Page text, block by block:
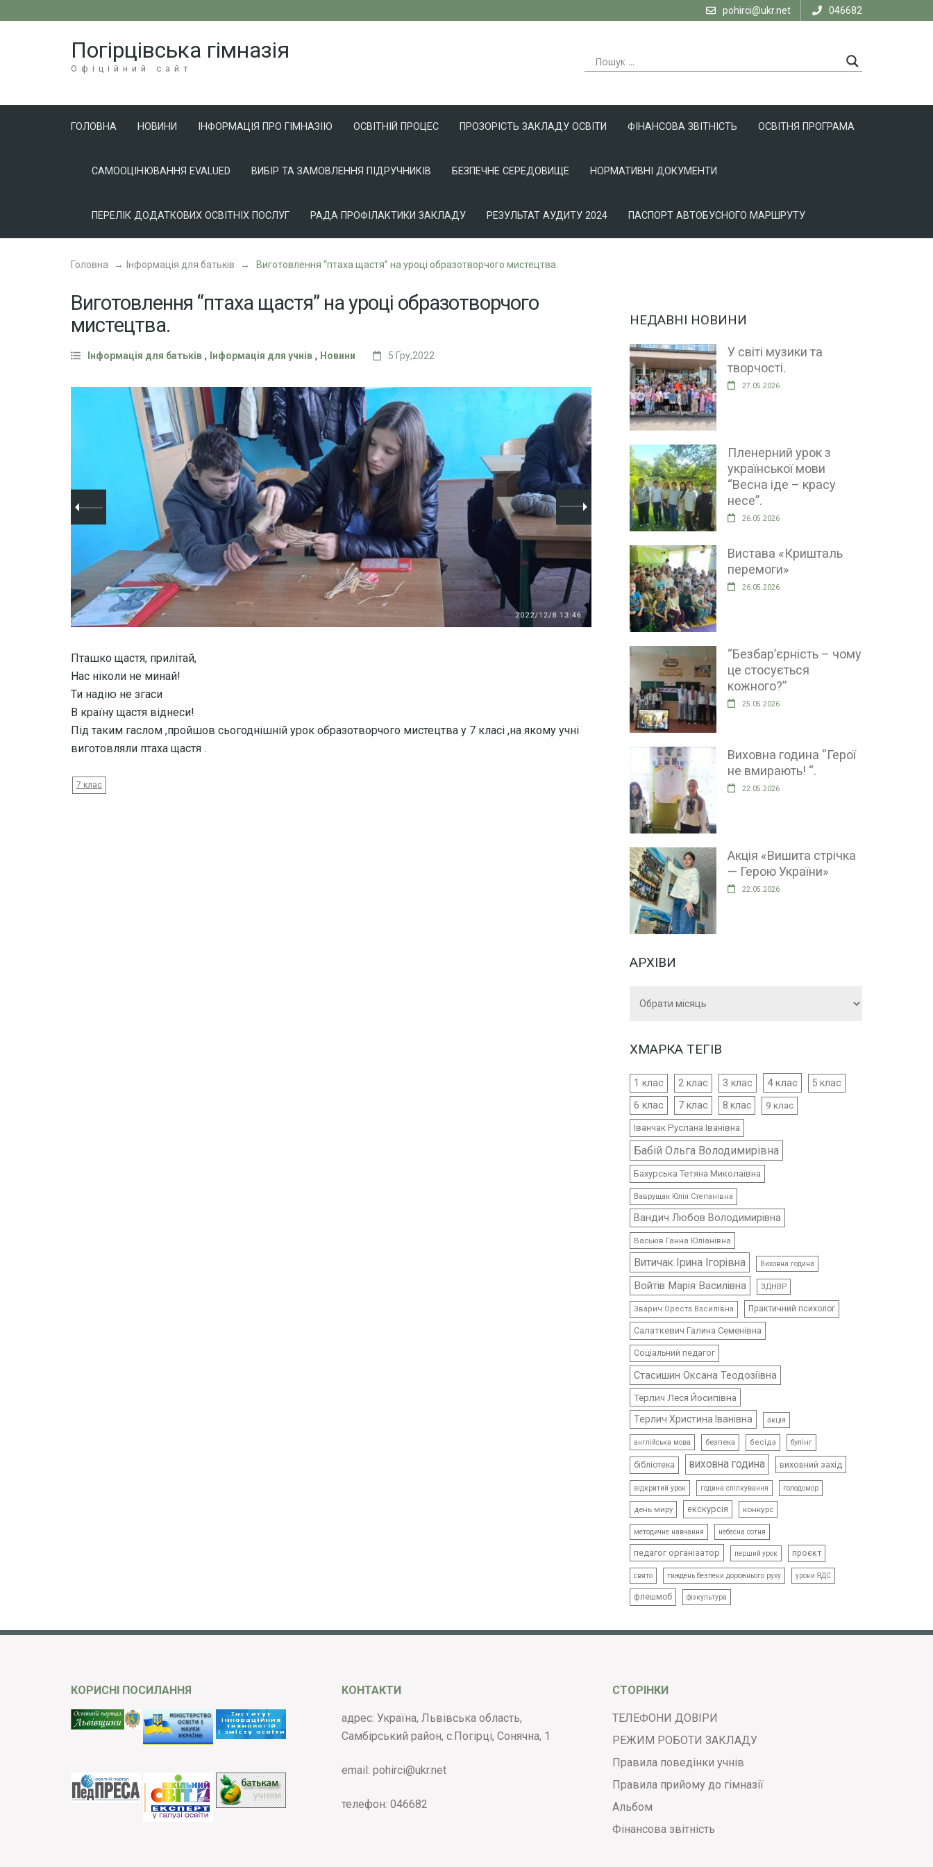
pohirci@ukr.net 046682
Погірцівська гімназія
Офіційний сайт
ГОЛОВНА НОВИНИ ІНФОРМАЦІЯ ПРО ГІМНАЗІЮ ОСВІТНІЙ ПРОЦЕС ПРОЗОРІСТЬ ЗАКЛАДУ ОСВІТИ ФІНАНСОВА ЗВІТНІСТЬ ОСВІТНЯ ПРОГРАМА
САМООЦІНЮВАННЯ EVALUED ВИБІР ТА ЗАМОВЛЕННЯ ПІДРУЧНИКІВ БЕЗПЕЧНЕ СЕРЕДОВИЩЕ НОРМАТИВНІ ДОКУМЕНТИ
ПЕРЕЛІК ДОДАТКОВИХ ОСВІТНІХ ПОСЛУГ РАДА ПРОФІЛАКТИКИ ЗАКЛАДУ РЕЗУЛЬТАТ АУДИТУ 2024 ПАСПОРТ АВТОБУСНОГО МАРШРУТУ
Головна → Інформація для батьків → Виготовлення “птаха щастя” на уроці образотворчого мистецтва.
Виготовлення “птаха щастя” на уроці образотворчого
мистецтва.
Інформація для батьків , Інформація для учнів , Новини 5 Гру,2022
Пташко щастя, прилітай,
Нас ніколи не минай!
Ти надію не згаси
В країну щастя віднеси!
Під таким гаслом ,пройшов сьогоднішній урок образотворчого мистецтва у 7 класі ,на якому учні
виготовляли птаха щастя .
7 клас
НЕДАВНІ НОВИНИ
У світі музики та
творчості.
27.05.2026
Пленерний урок з
української мови
“Весна іде – красу
несе”.
26.05.2026
Вистава «Кришталь
перемоги»
26.05.2026
“Безбар’єрність – чому
це стосується
кожного?”
25.05.2026
Виховна година “Герої
не вмирають! “.
22.05.2026
Акція «Вишита стрічка
— Герою України»
22.05.2026
АРХІВИ
ХМАРКА ТЕГІВ
1 клас 2 клас 3 клас 4 клас 5 клас
6 клас 7 клас 8 клас 9 клас
Іванчак Руслана Іванівна
Бабій Ольга Володимирівна
Бахурська Тетяна Миколаївна
Ваврущак Юлія Степанівна
Вандич Любов Володимирівна
Васьків Ганна Юліанівна
Витичак Ірина Ігорівна Виховна година
Войтів Марія Василівна ЗДНВР
Зварич Ореста Василівна Практичний психолог
Салаткевич Галина Семенівна
Соціальний педагог
Стасишин Оксана Теодозіївна
Терлич Леся Йосипівна
Терлич Христина Іванівна
акція
англійська мова безпека бесіда булінг
бібліотека виховна година виховний захід
відкритий урок година спілкування голодомор
день миру екскурсія конкурс
методичне навчання небесна сотня
педагог організатор перший урок проєкт
свято тиждень безпеки дорожнього руху уроки ЯДС
флешмоб фізкультура
КОРИСНІ ПОСИЛАННЯ КОНТАКТИ
адрес: Україна, Львівська область,
Самбірський район, с.Погірці, Сонячна, 1
email: pohirci@ukr.net
телефон: 046682
СТОРІНКИ
ТЕЛЕФОНИ ДОВІРИ
РЕЖИМ РОБОТИ ЗАКЛАДУ
Правила поведінки учнів
Правила прийому до гімназії
Альбом
Фінансова звітність